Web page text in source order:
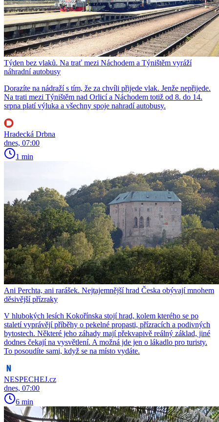
Týden bez vlaků. Na trať mezi Náchodem a Týništěm vyráží
náhradní autobusy
Dorazíte na nádraží s tím, že za chvíli přijede vlak. Jenže nepřijede.
Na trati mezi Týništěm nad Orlicí a Náchodem totiž od 8. do 14.
srpna platí výluka a všechny spoje nahradí autobusy.
Hradecká Drbna
dnes, 07:00
1 min
Ani Perchta, ani rarášek. Nejtajemnější hrad Česka obývají mnohem
děsivější přízraky
V hlubokých lesích Kokořínska stojí hrad, kolem kterého se po
staletí vyprávějí příběhy o pekelné propasti, přízracích a podivných
bytostech. Některé jeho záhady mají překvapivě reálný základ, jiné
dodnes čekají na vysvětlení. A možná jde jen o lákadlo pro turisty.
To posoudíte sami, když se na místo vydáte.
NESPECHEJ.cz
dnes, 07:00
6 min